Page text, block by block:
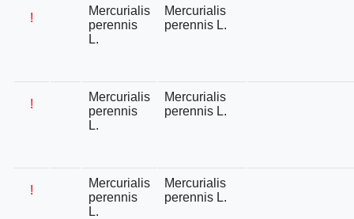
!
Mercurialis
perennis
L.
Mercurialis
perennis L.
!
Mercurialis
perennis
L.
Mercurialis
perennis L.
!
Mercurialis
perennis
L.
Mercurialis
perennis L.